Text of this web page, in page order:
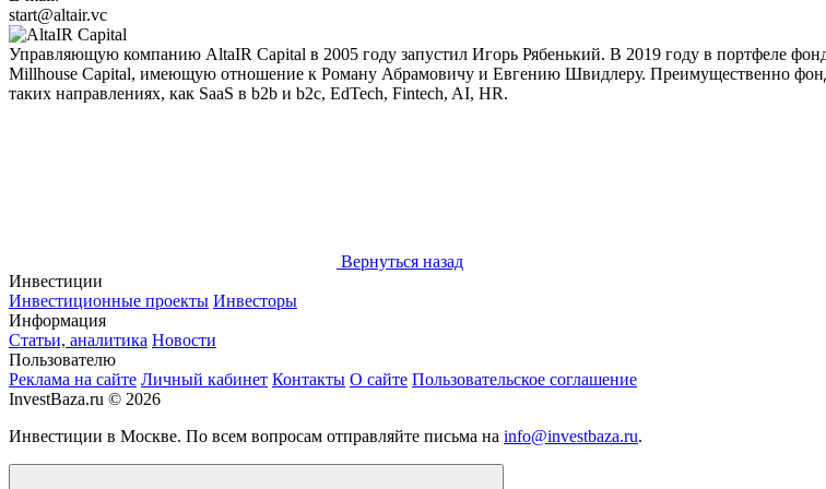
start@altair.vc
Управляющую компанию AltaIR Capital в 2005 году запустил Игорь Рябенький. В 2019 году в портфеле
Millhouse Capital, имеющую отношение к Роману Абрамовичу и Евгению Швидлеру. Преимущественно
таких направлениях, как SaaS в b2b и b2c, EdTech, Fintech, AI, HR.
Вернуться назад
Инвестиции
Инвестиционные проекты Инвесторы
Информация
Статьи, аналитика Новости
Пользователю
Реклама на сайте Личный кабинет Контакты О сайте Пользовательское соглашение
InvestBaza.ru © 2026
Инвестиции в Москве. По всем вопросам отправляйте письма на info@investbaza.ru.